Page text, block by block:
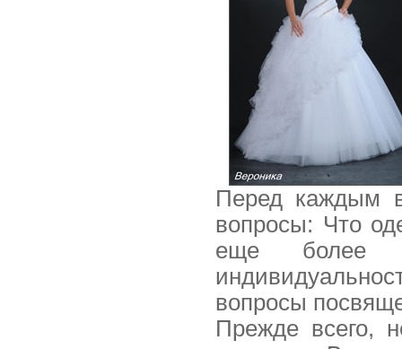
Перед каждым
вопросы: Что
еще более
вопросы
Прежде всего,